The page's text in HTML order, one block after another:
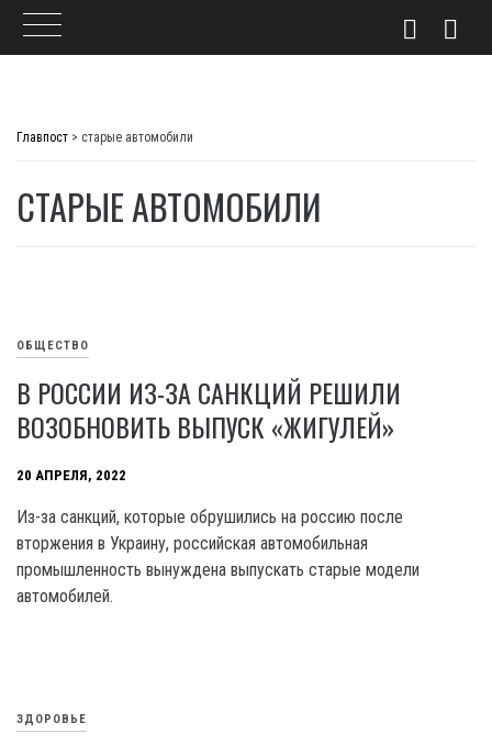
Главпост > старые автомобили
СТАРЫЕ АВТОМОБИЛИ
ОБЩЕСТВО
В РОССИИ ИЗ-ЗА САНКЦИЙ РЕШИЛИ
ВОЗОБНОВИТЬ ВЫПУСК «ЖИГУЛЕЙ»
20 АПРЕЛЯ, 2022
Из-за санкций, которые обрушились на россию после
вторжения в Украину, российская автомобильная
промышленность вынуждена выпускать старые модели
автомобилей.
ЗДОРОВЬЕ